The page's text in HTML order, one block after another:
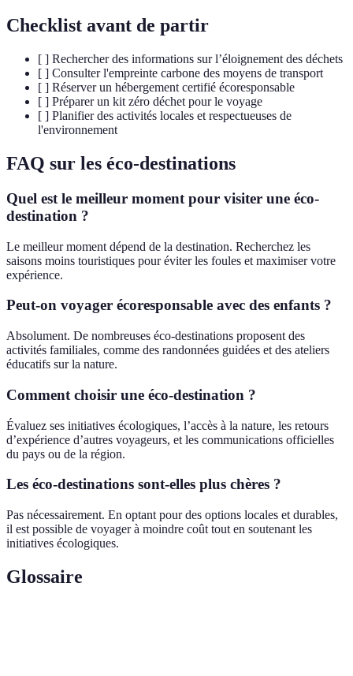
Checklist avant de partir
[ ] Rechercher des informations sur l’éloignement des déchets
[ ] Consulter l'empreinte carbone des moyens de transport
[ ] Réserver un hébergement certifié écoresponsable
[ ] Préparer un kit zéro déchet pour le voyage
[ ] Planifier des activités locales et respectueuses de
l'environnement
FAQ sur les éco-destinations
Quel est le meilleur moment pour visiter une éco-
destination ?
Le meilleur moment dépend de la destination. Recherchez les
saisons moins touristiques pour éviter les foules et maximiser votre
expérience.
Peut-on voyager écoresponsable avec des enfants ?
Absolument. De nombreuses éco-destinations proposent des
activités familiales, comme des randonnées guidées et des ateliers
éducatifs sur la nature.
Comment choisir une éco-destination ?
Évaluez ses initiatives écologiques, l’accès à la nature, les retours
d’expérience d’autres voyageurs, et les communications officielles
du pays ou de la région.
Les éco-destinations sont-elles plus chères ?
Pas nécessairement. En optant pour des options locales et durables,
il est possible de voyager à moindre coût tout en soutenant les
initiatives écologiques.
Glossaire